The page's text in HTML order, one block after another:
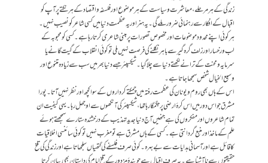
زندگی کے ہر مرحلے، معاشرت و سیاست کے ہر موضوع اور فلسفہ و اقتصاد کے ہر نکتے پر آپ کو
اقبال کے افکار سے رہنمائی ضرور ملے گی۔ یہ ہنر اور یہ عظمت دنیا میں کسی شاعر کو نصیب نہیں۔
ہر کوئی اپنے محدود موضوعات اور مخصوص تصورات پر مبنی شاعری کرتا رہا ہے۔ کسی کو محبوبہ کے
لب و رخسار اور زلف گرہ گیر سے باہر نکلنے کی فرصت نہیں ملی تو کوئی انقلاب کے گیت گانے یا
سرمایہ و محنت کے ترانے لکھتے دنیا سے چلا گیا۔ شیکسپئر جسے دنیا بھر میں سب سے زیادہ متنوع اور
وسیع الخیال شخص سمجھا جاتا ہے۔
اس کے ہاں بھی روم و یونان کی عظمت رفتہ میں چمکتے کرداروں کے سوا کچھ اور نظرنہیں آتا۔ پورا
مشرق جو اس دور میں اس کرۂ ارضی پر جگمگا رہا تھا، شیکسپئر کی آنکھوں سے اوجھل رہا۔ یہی کیفیت ان
تمام شاعروں اور مفکروں کی ہے جنھیں آج دنیا جدید تہذیب کے درخشندہ ستارے سمجھتے ہوئے
علم کے ماخذ اور منبع گردانتی ہے۔ کسی کے ہاں مشرق ہے تو مغرب نہیں تو کوئی سائنسی اخلاقیات
کا قائل ہے اور آسمانی ہدایات سے بے بہرہ۔ کوئی صرف فلسفے کی گتھیاں سلجھاتا ہے اور زندگی کی تلخ